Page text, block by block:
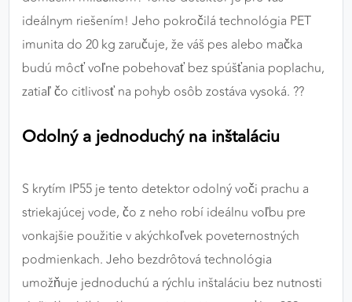
ideálnym riešením! Jeho pokročilá technológia PET
imunita do 20 kg zaručuje, že váš pes alebo mačka
budú môcť voľne pobehovať bez spúšťania poplachu,
zatiaľ čo citlivosť na pohyb osôb zostáva vysoká. ??
Odolný a jednoduchý na inštaláciu
S krytím IP55 je tento detektor odolný voči prachu a
striekajúcej vode, čo z neho robí ideálnu voľbu pre
vonkajšie použitie v akýchkoľvek poveternostných
podmienkach. Jeho bezdrôtová technológia
umožňuje jednoduchú a rýchlu inštaláciu bez nutnosti